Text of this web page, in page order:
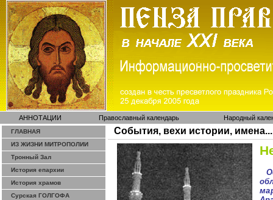
АННОТАЦИИ Православный календарь Народный
ГЛАВНАЯ
ИЗ ЖИЗНИ МИТРОПОЛИИ
Тронный Зал
История епархии
История храмов
Сурская ГОЛГОФА
События, вехи истории, имена...